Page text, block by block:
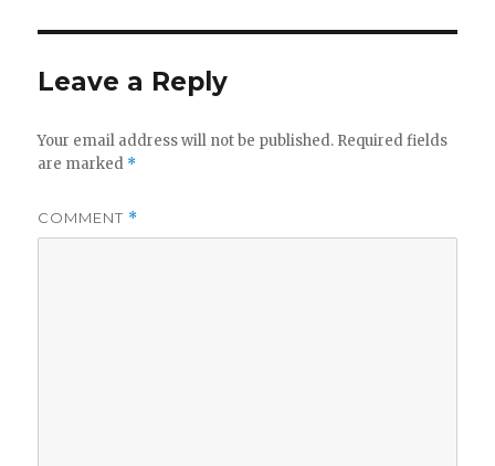
Leave a Reply
Your email address will not be published. Required fields
are marked *
COMMENT *